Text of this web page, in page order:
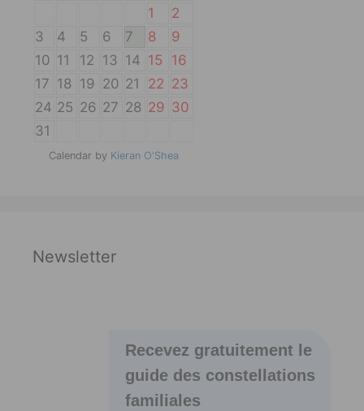
1
2
3
4 5 6 7 8
9
10 11 12 13 14 15
16
17 18 19 20 21 22 23
24 25 26 27 28 29 30
31
Calendar by Kieran O'Shea
Newsletter
Recevez gratuitement le
guide des constellations
familiales